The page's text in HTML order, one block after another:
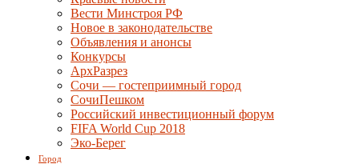
Вести Минстроя РФ
Новое в законодательстве
Объявления и анонсы
Конкурсы
АрхРазрез
Сочи — гостеприимный город
СочиПешком
Российский инвестиционный форум
FIFA World Cup 2018
Эко-Берег
Город